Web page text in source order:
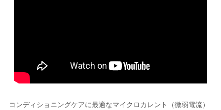
コンディショニングケアに最適なマイクロカレント（微弱電流）